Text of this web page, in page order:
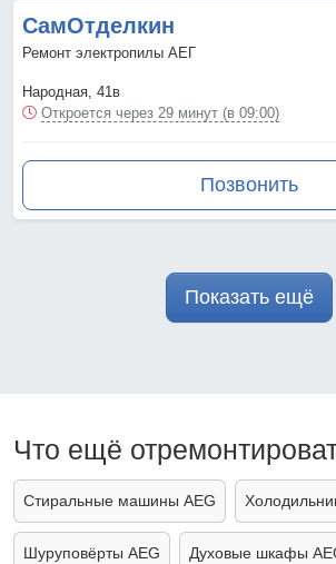
СамОтделкин
Ремонт электропилы АЕГ
Народная, 41в
Откроется через 29 минут (в 09:00)
Позвонить
Показать ещё
Что ещё
Стиральные машины AEG
Шуруповёрты AEG Духовые шкафы